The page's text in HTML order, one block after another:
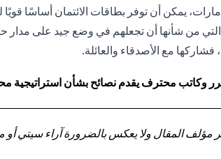
يمكن أن توفر بطاقات الائتمان أساسًا قويًا
من شأنها أن تجعلهم في وضع جيد على مدار
فشاركها مع الأصدقاء والعائلة.
وكاتب محترف يقدم نصائح بشأن استراتيجية
المقال ولا يعكس بالضرورة آراء سيتي أو